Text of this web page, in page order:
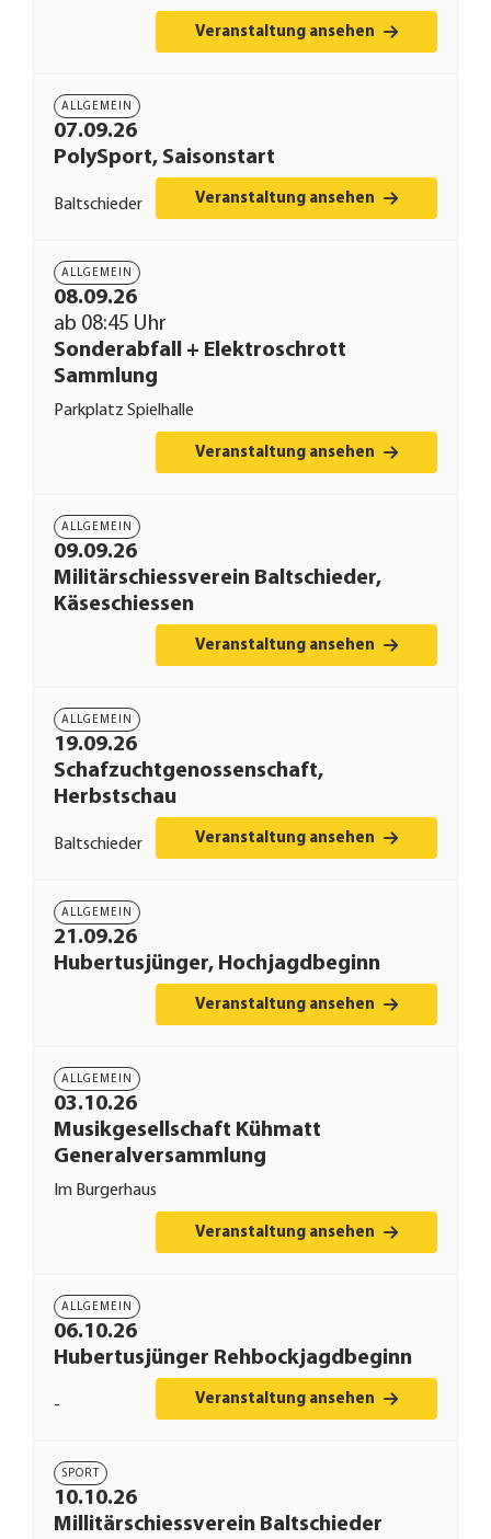
Veranstaltung ansehen
07.09.26
ALLGEMEIN
PolySport, Saisonstart
Baltschieder Veranstaltung ansehen
08.09.26
ab 08:45 Uhr
ALLGEMEIN
Sonderabfall + Elektroschrott
Sammlung
Parkplatz Spielhalle
Veranstaltung ansehen
09.09.26
ALLGEMEIN
Militärschiessverein Baltschieder,
Käseschiessen
Veranstaltung ansehen
19.09.26
ALLGEMEIN
Schafzuchtgenossenschaft,
Herbstschau
Baltschieder Veranstaltung ansehen
21.09.26
ALLGEMEIN
Hubertusjünger, Hochjagdbeginn
Veranstaltung ansehen
03.10.26
ALLGEMEIN
Musikgesellschaft Kühmatt
Generalversammlung
Im Burgerhaus
Veranstaltung ansehen
06.10.26
ALLGEMEIN
Hubertusjünger Rehbockjagdbeginn
- Veranstaltung ansehen
10.10.26
SPORT
Millitärschiessverein Baltschieder